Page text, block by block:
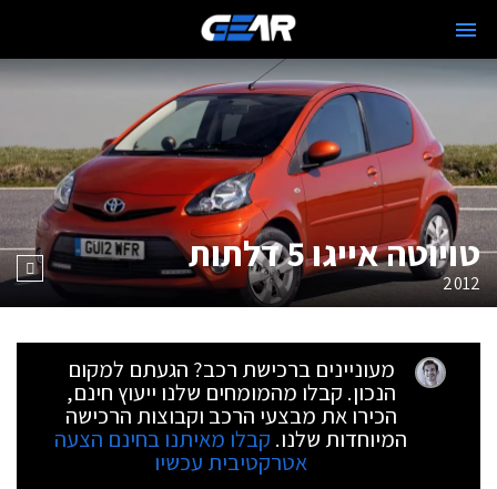
טויוטה אייגו 5 דלתות
2012
מעוניינים ברכישת רכב? הגעתם למקום
הנכון. קבלו מהמומחים שלנו ייעוץ חינם,
הכירו את מבצעי הרכב וקבוצות הרכישה
המיוחדות שלנו. קבלו מאיתנו בחינם הצעה
אטרקטיבית עכשיו